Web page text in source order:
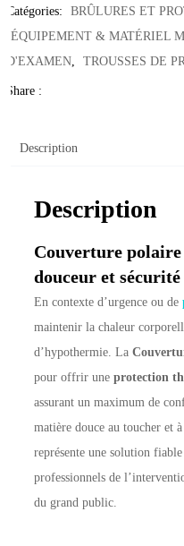
Catégories: BRÛLURES ET
ÉQUIPEMENT & MATÉRIEL
D'EXAMEN
TROUSSES DE
Share :
Description
Description
Couverture polaire
douceur et sécurité
En contexte d’urgence ou de
maintenir la chaleur
d’hypothermie. La
pour offrir uneprotection
assurant un maximum de
matière douce au toucher et
représente une solution
professionnels de
du grand public.